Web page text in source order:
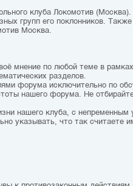
клуба Локомотив
групп его поклонников.
Москва.
мнение по любой теме в
разделов.
форума исключительно по
нашего форума. Не
нашего клуба, с непременным
указывать, что так считаете